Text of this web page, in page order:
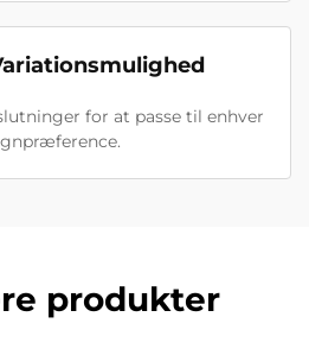
for at passe til enhver
produkter